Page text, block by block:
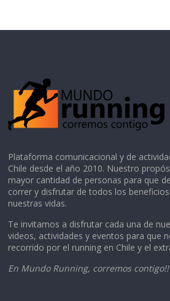
Plataforma comunicacional y de
Chile desde el año 2010. Nuestro
mayor cantidad de personas para que
correr y disfrutar de todos los
nuestras vidas.
Te invitamos a disfrutar cada una de
videos, actividades y eventos para que
recorrido por el running en Chile y el
En Mundo Running, corremos contigo!!